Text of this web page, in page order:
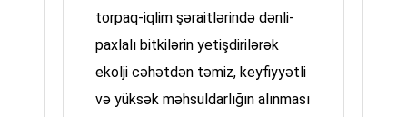
torpaq-iqlim şəraitlərində dənli-
paxlalı bitkilərin yetişdirilərək
ekolji cəhətdən təmiz, keyfiyyətli
və yüksək məhsuldarlığın alınması